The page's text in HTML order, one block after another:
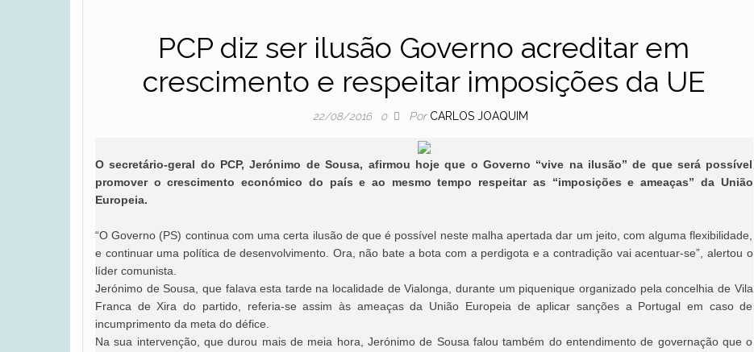
PCP diz ser ilusão Governo acreditar em
crescimento e respeitar imposições da UE
22/08/2016 0 Por CARLOS JOAQUIM
O secretário-geral do PCP, Jerónimo de Sousa, afirmou hoje que o Governo “vive na ilusão” de que será possível
promover o crescimento económico do país e ao mesmo tempo respeitar as “imposições e ameaças” da União
Europeia.
“O Governo (PS) continua com uma certa ilusão de que é possível neste malha apertada dar um jeito, com alguma flexibilidade,
e continuar uma política de desenvolvimento. Ora, não bate a bota com a perdigota e a contradição vai acentuar-se”, alertou o
líder comunista.
Jerónimo de Sousa, que falava esta tarde na localidade de Vialonga, durante um piquenique organizado pela concelhia de Vila
Franca de Xira do partido, referia-se assim às ameaças da União Europeia de aplicar sanções a Portugal em caso de
incumprimento da meta do défice.
Na sua intervenção, que durou mais de meia hora, Jerónimo de Sousa falou também do entendimento de governação que o